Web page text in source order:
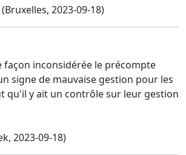
(Bruxelles, 2023-09-18)
inconsidérée le précompte
signe de mauvaise gestion pour les
qu'il y ait un contrôle sur leur gestion
2023-09-18)